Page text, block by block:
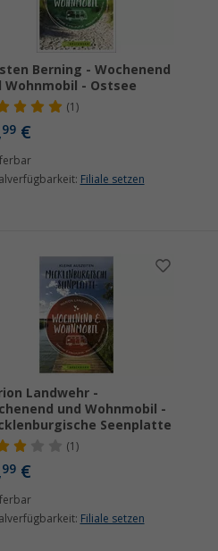
Berning - Wochenend
Wohnmobil - Ostsee
(1)
99 €
Filiale setzen
Landwehr -
und Wohnmobil -
Seenplatte
(1)
99 €
Filiale setzen